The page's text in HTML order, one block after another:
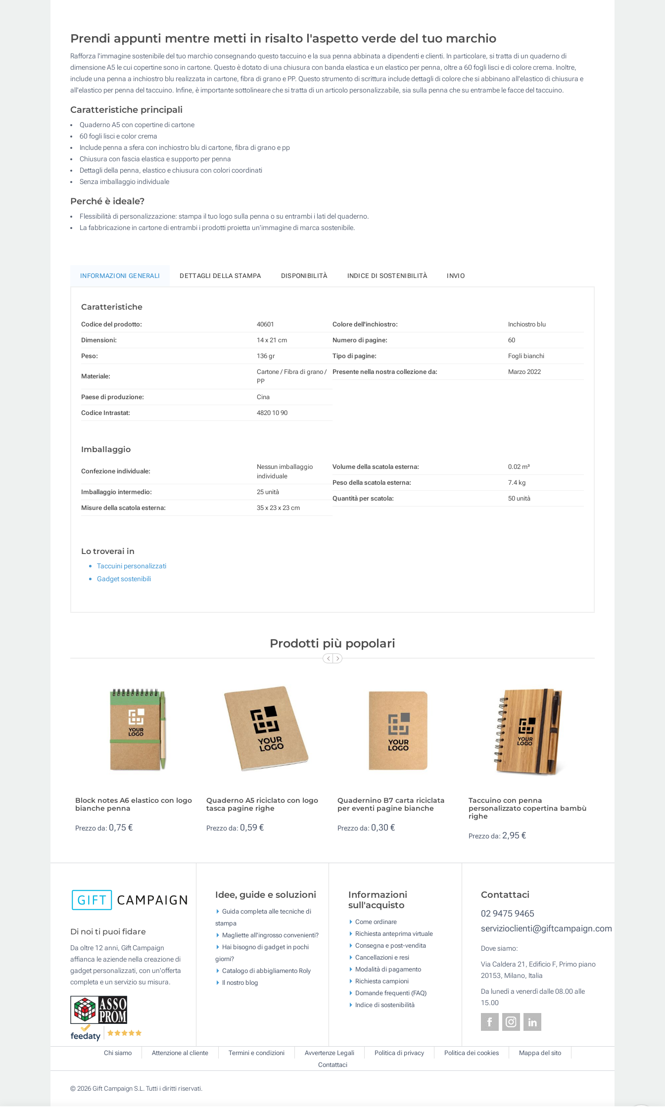
Stampa a caldo a colori (Sulla copertina)
Senza stampa
Quantità desiderata :
Aggiorna
Prendi appunti mentre metti in risalto l'aspetto verde del tuo marchio
Rafforza l'immagine sostenibile del tuo marchio consegnando questo taccuino e la sua penna abbinata a dipendenti e clienti. In particolare, si tratta di un quaderno di
dimensione A5 le cui copertine sono in cartone. Questo è dotato di una chiusura con banda elastica e un elastico per penna, oltre a 60 fogli lisci e di colore crema. Inoltre,
include una penna a inchiostro blu realizzata in cartone, fibra di grano e PP. Questo strumento di scrittura include dettagli di colore che si abbinano all'elastico di chiusura e
all'elastico per penna del taccuino. Infine, è importante sottolineare che si tratta di un articolo personalizzabile, sia sulla penna che su entrambe le facce del taccuino.
Caratteristiche principali
Quaderno A5 con copertine di cartone
60 fogli lisci e color crema
Include penna a sfera con inchiostro blu di cartone, fibra di grano e pp
Chiusura con fascia elastica e supporto per penna
Dettagli della penna, elastico e chiusura con colori coordinati
Senza imballaggio individuale
Perché è ideale?
Flessibilità di personalizzazione: stampa il tuo logo sulla penna o su entrambi i lati del quaderno.
La fabbricazione in cartone di entrambi i prodotti proietta un'immagine di marca sostenibile.
INFORMAZIONI GENERALI DETTAGLI DELLA STAMPA DISPONIBILITÀ INDICE DI SOSTENIBILITÀ INVIO
Caratteristiche
Codice del prodotto: 40601
Dimensioni: 14 x 21 cm
Peso: 136 gr
Materiale:
Cartone / Fibra di grano /
PP
Paese di produzione: Cina
Codice Intrastat: 4820 10 90
Colore dell'inchiostro: Inchiostro blu
Numero di pagine: 60
Tipo di pagine: Fogli bianchi
Presente nella nostra collezione da: Marzo 2022
Imballaggio
Confezione individuale:
Nessun imballaggio
individuale
Imballaggio intermedio: 25 unità
Misure della scatola esterna: 35 x 23 x 23 cm
Volume della scatola esterna: 0.02 m³
Peso della scatola esterna: 7.4 kg
Quantità per scatola: 50 unità
Lo troverai in
Taccuini personalizzati
Gadget sostenibili
Prodotti più popolari
Block notes A6 elastico con logo
bianche penna
Prezzo da: 0,75 €
Quaderno A5 riciclato con logo
tasca pagine righe
Prezzo da: 0,59 €
Quadernino B7 carta riciclata
per eventi pagine bianche
Prezzo da: 0,30 €
Taccuino con penna
personalizzato copertina bambù
righe
Prezzo da: 2,95 €
Di noi ti puoi fidare
Da oltre 12 anni, Gift Campaign
affianca le aziende nella creazione di
gadget personalizzati, con un'offerta
completa e un servizio su misura.
Idee, guide e soluzioni
Guida completa alle tecniche di
stampa
Magliette all'ingrosso convenienti?
Hai bisogno di gadget in pochi
giorni?
Catalogo di abbigliamento Roly
Il nostro blog
Informazioni
sull'acquisto
Come ordinare
Richiesta anteprima virtuale
Consegna e post-vendita
Cancellazioni e resi
Modalità di pagamento
Richiesta campioni
Domande frequenti (FAQ)
Indice di sostenibilità
Contattaci
02 9475 9465
servizioclienti@giftcampaign.com
Dove siamo:
Via Caldera 21, Edificio F, Primo piano
20153, Milano, Italia
Da lunedì a venerdì dalle 08.00 alle
15.00
Chi siamo Attenzione al cliente Termini e condizioni Avvertenze Legali Politica di privacy Politica dei cookies
Mappa del sito
Contattaci
© 2026 Gift Campaign S.L. Tutti i diritti riservati.